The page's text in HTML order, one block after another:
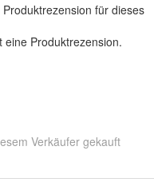
für dieses
eine Produktrezension.
Verkäufer gekauft